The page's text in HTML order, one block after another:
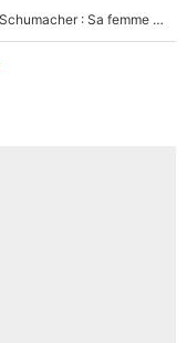
Nouvelle rumeur autour de la santé de Michael Schumacher : Sa femme Corinna sort du silence